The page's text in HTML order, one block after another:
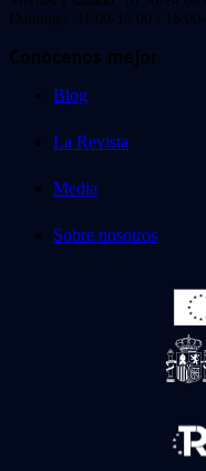
Domingo: 11:00-15:00 / 16:00-
Conócenos mejor
Blog
La Revista
Media
Sobre nosotros